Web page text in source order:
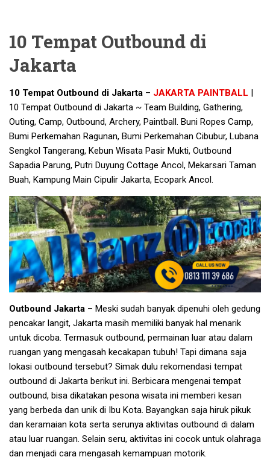
10 Tempat Outbound di
Jakarta
10 Tempat Outbound di Jakarta – JAKARTA PAINTBALL
10 Tempat Outbound di Jakarta ~ Team Building, Gathering,
Outing, Camp, Outbound, Archery, Paintball. Buni Ropes Camp,
Bumi Perkemahan Ragunan, Bumi Perkemahan Cibubur, Lubana
Sengkol Tangerang, Kebun Wisata Pasir Mukti, Outbound
Sapadia Parung, Putri Duyung Cottage Ancol, Mekarsari Taman
Buah, Kampung Main Cipulir Jakarta, Ecopark Ancol.
Outbound Jakarta – Meski sudah banyak dipenuhi oleh gedung
pencakar langit, Jakarta masih memiliki banyak hal menarik
untuk dicoba. Termasuk outbound, permainan luar atau dalam
ruangan yang mengasah kecakapan tubuh! Tapi dimana saja
lokasi outbound tersebut? Simak dulu rekomendasi tempat
outbound di Jakarta berikut ini. Berbicara mengenai tempat
outbound, bisa dikatakan pesona wisata ini memberi kesan
yang berbeda dan unik di Ibu Kota. Bayangkan saja hiruk pikuk
dan keramaian kota serta serunya aktivitas outbound di dalam
atau luar ruangan. Selain seru, aktivitas ini cocok untuk olahraga
dan menjadi cara mengasah kemampuan motorik.